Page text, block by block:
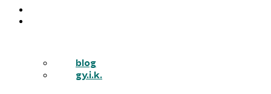
blog
gy.i.k.